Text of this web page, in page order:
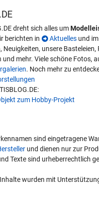
dreht sich alles um
berichten in Aktuelles und im
Neuigkeiten, unsere Basteleien,
und mehr. Viele schöne Fotos,
. Noch mehr zu
zum Hobby-Projekt
sind eingetragene
und dienen nur zur
Texte sind urheberrechtlich
wurden mit